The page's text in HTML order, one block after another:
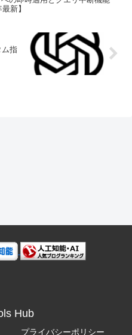
最新】
ム指
Hub
プライバシーポリシー